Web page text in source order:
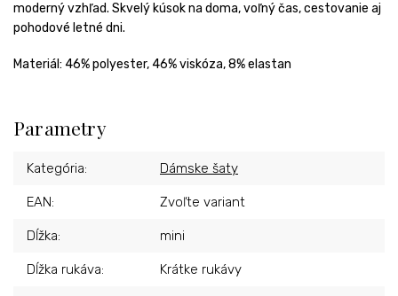
moderný vzhľad. Skvelý kúsok na doma, voľný čas, cestovanie aj
pohodové letné dni.
Materiál: 46% polyester, 46% viskóza, 8% elastan
Parametry
Kategória: Dámske šaty
EAN: Zvoľte variant
Dĺžka: mini
Dĺžka rukáva: Krátke rukávy